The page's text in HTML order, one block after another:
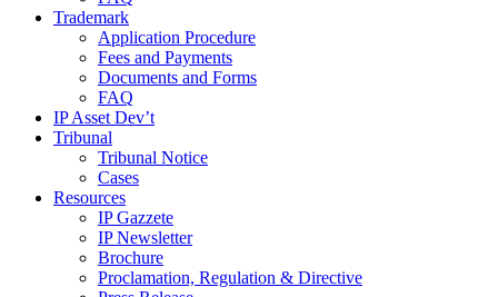
Trademark
Application Procedure
Fees and Payments
Documents and Forms
FAQ
IP Asset Dev’t
Tribunal
Tribunal Notice
Cases
Resources
IP Gazzete
IP Newsletter
Brochure
Proclamation, Regulation & Directive